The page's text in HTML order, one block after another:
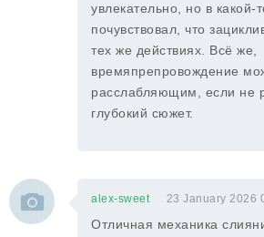
увлекательно, но в какой-
почувствовал, что
тех же действиях. Всё же,
времяпрепровождение
расслабляющим, если не
глубокий сюжет.
alex-sweet 23 January 2026
Отличная механика